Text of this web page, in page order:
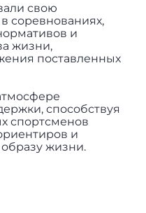
свою
соревнованиях,
и
жизни,
поставленных
способствуя
спортсменов
и
жизни.